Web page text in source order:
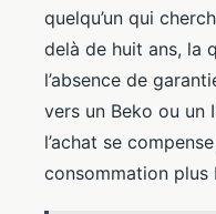
quelqu’un qui
delà de huit ans, la
l’absence de
vers un Beko ou un
l’achat se
consommation plus